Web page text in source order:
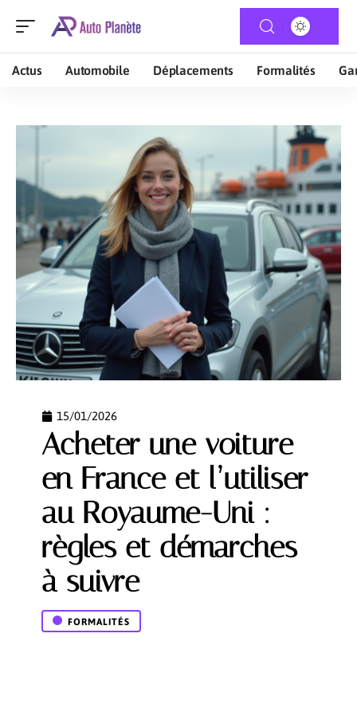
Actus Automobile Déplacements Formalités
15/01/2026
Acheter une voiture
en France et l’utiliser
au Royaume-Uni :
règles et démarches
à suivre
FORMALITÉS